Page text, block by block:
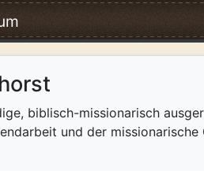
biblisch-missionarisch
und der